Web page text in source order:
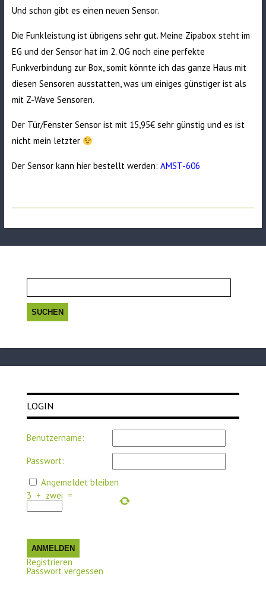
Und schon gibt es einen neuen Sensor.
Die Funkleistung ist übrigens sehr gut. Meine Zipabox steht im
EG und der Sensor hat im 2. OG noch eine perfekte
Funkverbindung zur Box, somit könnte ich das ganze Haus mit
diesen Sensoren ausstatten, was um einiges günstiger ist als
mit Z-Wave Sensoren.
Der Tür/Fenster Sensor ist mit 15,95€ sehr günstig und es ist
nicht mein letzter
Der Sensor kann hier bestellt werden: AMST-606
LOGIN
Benutzername:
Passwort:
Angemeldet bleiben
3 + zwei =
ANMELDEN
Registrieren
Passwort vergessen